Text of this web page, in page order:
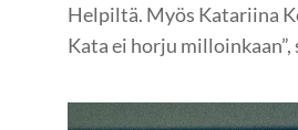
Helpiltä. Myös Katariina
Kata ei horju milloinkaan”,